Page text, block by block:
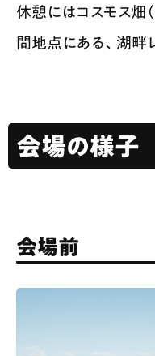
休憩にはコスモス畑
間地点にある、湖畔
会場の様子
会場前